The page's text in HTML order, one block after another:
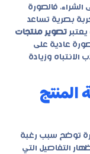
الشراء. فالصورة
بصرية تساعد
تصوير منتجات
عادية على
الانتباه وزيادة
المنتج
توضح سبب رغبة
التفاصيل التي